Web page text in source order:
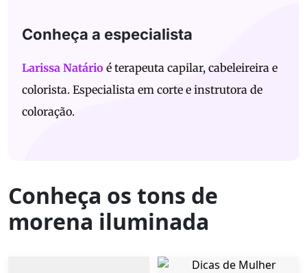
Conheça a especialista
Larissa Natário é terapeuta capilar, cabeleireira e
colorista. Especialista em corte e instrutora de
coloração.
Conheça os tons de
morena iluminada